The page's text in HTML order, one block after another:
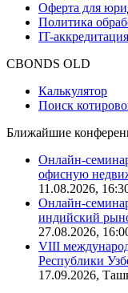
Руководство
Описание
Оферта для
IT-аккредитация
Поиск
Ближайшие
Онлайн-
офисную
11.08.2026,
Онлайн-
индийский